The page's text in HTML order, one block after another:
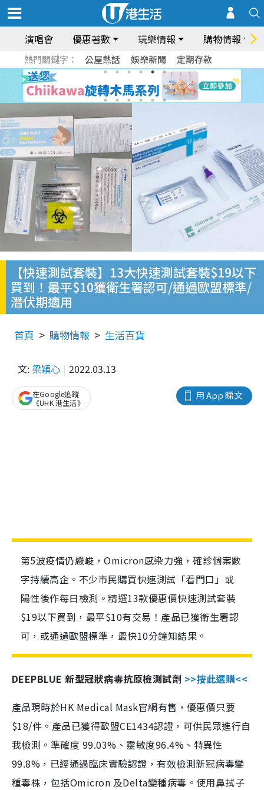
演唱會 優惠著數 玩樂情報 購物情報
熱門關鍵字： 公屋熱話 娛樂新聞 定期存款
【快速測試套裝】13大快速測試套裝$19以下
買到！最平$10獲衛生署認可/通過歐盟標準/
潛伏期適用
首頁 購物情報 生活百貨
文: 梁穎心 2022.03.13
用 App 睇文
在Google追蹤
《UHK 港生活》
第5波疫情仍嚴峻，Omicron感染力強，確診個案數
字持續高企。不少市民購買快速測試「看門口」或
陽性後作每日檢測。精選13款優惠價快速測試套裝
$19以下買到，最平$10有交易！產品已獲衛生署認
可，或通過歐盟標準，最快10分鐘知結果。
DEEPBLUE 新型冠狀病毒抗原檢測試劑 >>按此選購<<
產品現時於HK Medical Mask官網有售，優惠價只要
$18/件。產品已獲得歐盟CE1434認證，可供民眾進行自
我檢測。準確度 99.03%、靈敏度96.4%、特異性
99.8%，已經通過臨床實驗認證，有效檢測新冠病毒變
種毒株，包括Omicron 及Delta變種病毒。使用鼻拭子